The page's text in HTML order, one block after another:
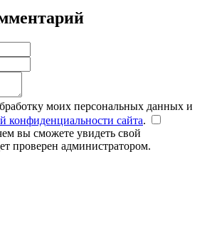
моих персональных данных и
конфиденциальности сайта.
вы сможете увидеть свой
проверен администратором.